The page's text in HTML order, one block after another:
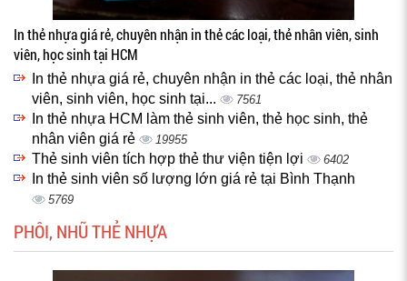
In thẻ nhựa giá rẻ, chuyên nhận in thẻ các loại, thẻ nhân viên, sinh
viên, học sinh tại HCM
In thẻ nhựa giá rẻ, chuyên nhận in thẻ các loại, thẻ nhân
viên, sinh viên, học sinh tại...
7561
In thẻ nhựa HCM làm thẻ sinh viên, thẻ học sinh, thẻ
nhân viên giá rẻ
19955
Thẻ sinh viên tích hợp thẻ thư viện tiện lợi 6402
In thẻ sinh viên số lượng lớn giá rẻ tại Bình Thạnh
5769
PHÔI, NHŨ THẺ NHỰA